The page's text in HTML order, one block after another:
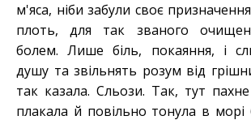
м'яса, ніби забули своє
плоть, для так званого
болем. Лише біль, покаяння, і
душу та звільнять розум від
так казала. Сльози. Так, тут пахне
плакала й повільно тонула в морі